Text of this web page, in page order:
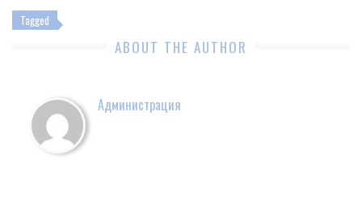
Tagged
ABOUT THE AUTHOR
Администрация